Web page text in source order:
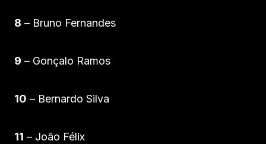
8 – Bruno Fernandes
9 – Gonçalo Ramos
10 – Bernardo Silva
11 – João Félix